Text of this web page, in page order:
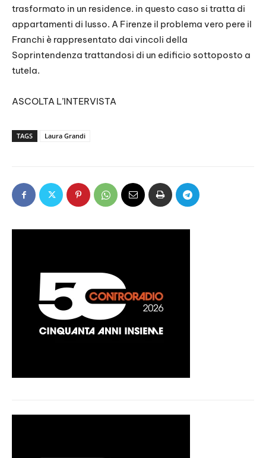
trasformato in un residence. in questo caso si tratta di
appartamenti di lusso. A Firenze il problema vero pere il
Franchi è rappresentato dai vincoli della
Soprintendenza trattandosi di un edificio sottoposto a
tutela.
ASCOLTA L’INTERVISTA
TAGS Laura Grandi